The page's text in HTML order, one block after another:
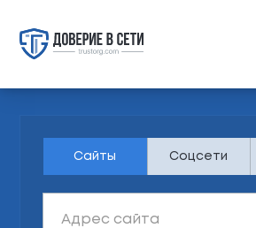
Сайты Соцсети